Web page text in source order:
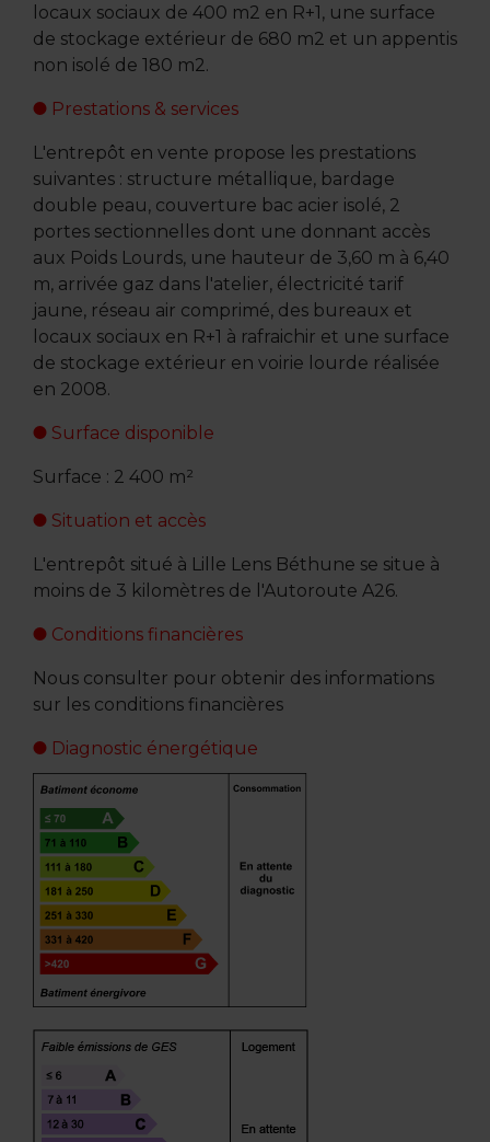
locaux sociaux de 400 m2 en R+1, une surface
de stockage extérieur de 680 m2 et un appentis
non isolé de 180 m2.
Prestations & services
L'entrepôt en vente propose les prestations
suivantes : structure métallique, bardage
double peau, couverture bac acier isolé, 2
portes sectionnelles dont une donnant accès
aux Poids Lourds, une hauteur de 3,60 m à 6,40
m, arrivée gaz dans l'atelier, électricité tarif
jaune, réseau air comprimé, des bureaux et
locaux sociaux en R+1 à rafraichir et une surface
de stockage extérieur en voirie lourde réalisée
en 2008.
Surface disponible
Surface : 2 400 m²
Situation et accès
L'entrepôt situé à Lille Lens Béthune se situe à
moins de 3 kilomètres de l'Autoroute A26.
Conditions financières
Nous consulter pour obtenir des informations
sur les conditions financières
Diagnostic énergétique